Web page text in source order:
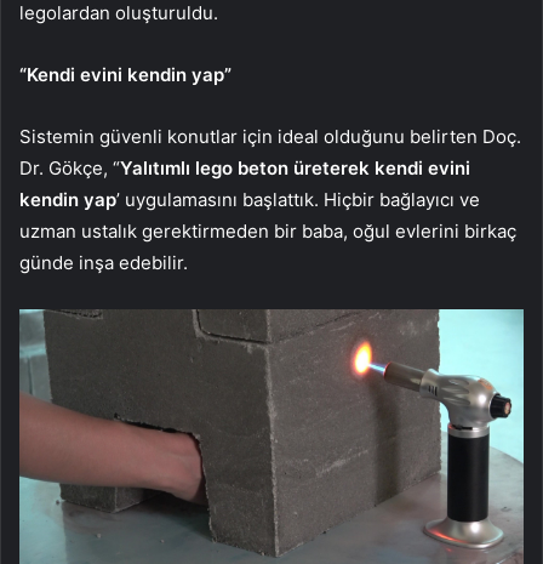
legolardan oluşturuldu.
“Kendi evini kendin yap”
Sistemin güvenli konutlar için ideal olduğunu belirten Doç.
Dr. Gökçe, “Yalıtımlı lego beton üreterek kendi evini
kendin yap’ uygulamasını başlattık. Hiçbir bağlayıcı ve
uzman ustalık gerektirmeden bir baba, oğul evlerini birkaç
günde inşa edebilir.